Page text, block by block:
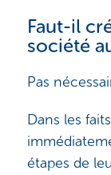
Faut-il
société
Pas
Dans les
étapes de